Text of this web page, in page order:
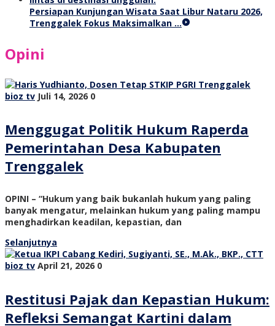
Persiapan Kunjungan Wisata Saat Libur Nataru 2026,
Trenggalek Fokus Maksimalkan …
Opini
bioz tv Juli 14, 2026 0
Menggugat Politik Hukum Raperda
Pemerintahan Desa Kabupaten
Trenggalek
OPINI – “Hukum yang baik bukanlah hukum yang paling
banyak mengatur, melainkan hukum yang paling mampu
menghadirkan keadilan, kepastian, dan
Selanjutnya
bioz tv April 21, 2026 0
Restitusi Pajak dan Kepastian Hukum:
Refleksi Semangat Kartini dalam